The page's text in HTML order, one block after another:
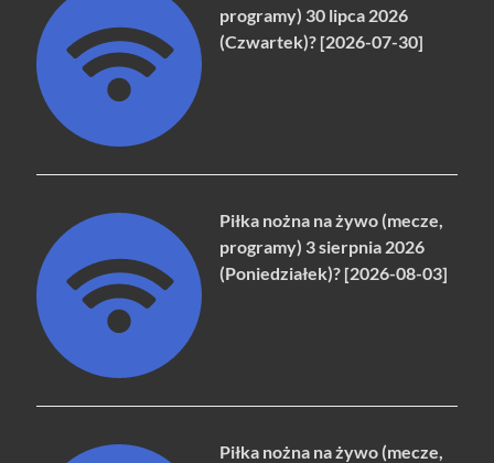
programy) 30 lipca 2026
(Czwartek)? [2026-07-30]
Piłka nożna na żywo (mecze,
programy) 3 sierpnia 2026
(Poniedziałek)? [2026-08-03]
Piłka nożna na żywo (mecze,